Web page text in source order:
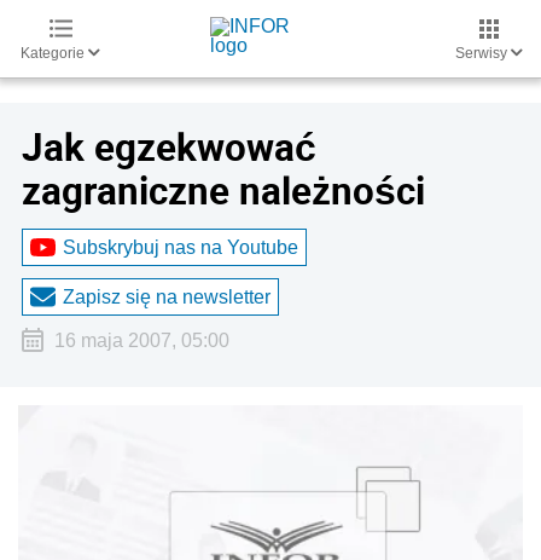
Kategorie Serwisy
Jak egzekwować
zagraniczne należności
Subskrybuj nas na Youtube
Zapisz się na newsletter
16 maja 2007, 05:00